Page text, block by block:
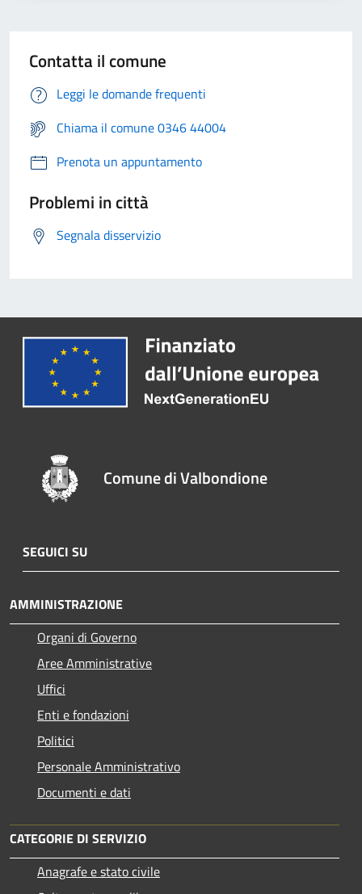
Contatta il comune
Leggi le domande frequenti
Chiama il comune 0346 44004
Prenota un appuntamento
Problemi in città
Segnala disservizio
Comune di Valbondione
SEGUICI SU
AMMINISTRAZIONE
Organi di Governo
Aree Amministrative
Uffici
Enti e fondazioni
Politici
Personale Amministrativo
Documenti e dati
CATEGORIE DI SERVIZIO
Anagrafe e stato civile